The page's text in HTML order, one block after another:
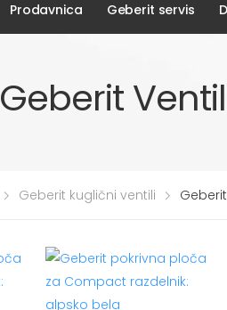
Prodavnica Geberit servis
Geberit
Geberit kuglični ventili